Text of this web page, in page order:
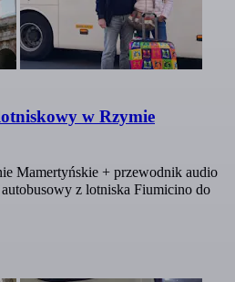
w Rzymie
Mamertyńskie + przewodnik audio
z lotniska Fiumicino do